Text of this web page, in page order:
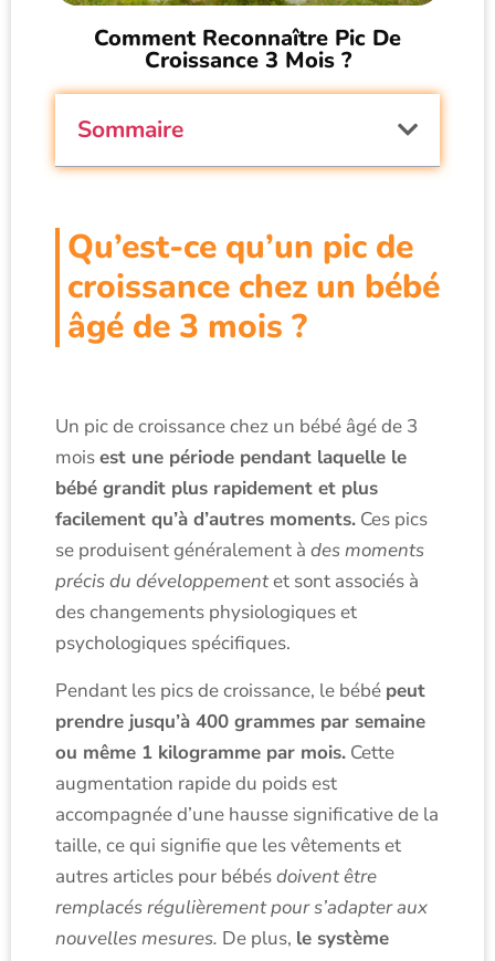
Comment Reconnaître Pic De
Croissance 3 Mois ?
Sommaire
Qu’est-ce qu’un pic de
croissance chez un bébé
âgé de 3 mois ?
Un pic de croissance chez un bébé âgé de 3
moisest une période pendant laquelle le
bébé grandit plus rapidement et plus
facilement qu’à d’autres moments. Ces pics
se produisent généralement à des moments
précis du développementet sont associés à
des changements physiologiques et
psychologiques spécifiques.
Pendant les pics de croissance, le bébé peut
prendre jusqu’à 400 grammes par semaine
ou même 1 kilogramme par mois. Cette
augmentation rapide du poids est
accompagnée d’une hausse significative de la
taille, ce qui signifie que les vêtements et
autres articles pour bébésdoivent être
remplacés régulièrement pour s’adapter aux
nouvelles mesures. De plus, le système